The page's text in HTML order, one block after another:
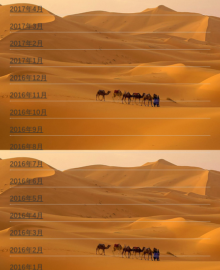
2017年4月
2017年3月
2017年2月
2017年1月
2016年12月
2016年11月
2016年10月
2016年9月
2016年8月
2016年7月
2016年6月
2016年5月
2016年4月
2016年3月
2016年2月
2016年1月